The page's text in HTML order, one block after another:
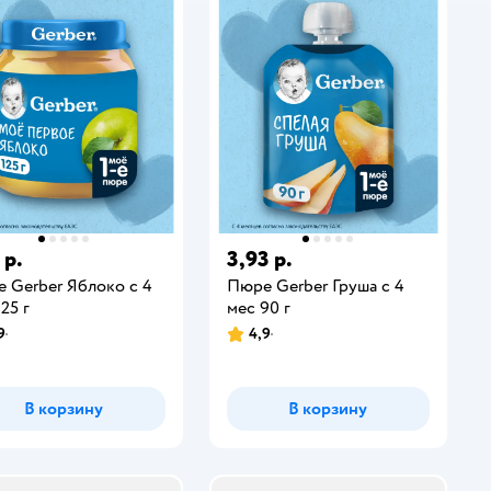
р.
Gerber Яблоко с 4
г
В корзину
3,93 р.
Пюре Gerber Груша с 4
мес 90 г
4,9
В корзину